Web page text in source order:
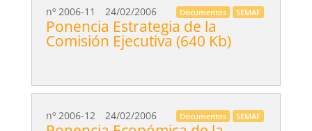
SEMAF
Documentos
nº 2006-11 24/02/2006
Ponencia Estrategia de la
Comisión Ejecutiva (640 Kb)
SEMAF
Documentos
nº 2006-12 24/02/2006